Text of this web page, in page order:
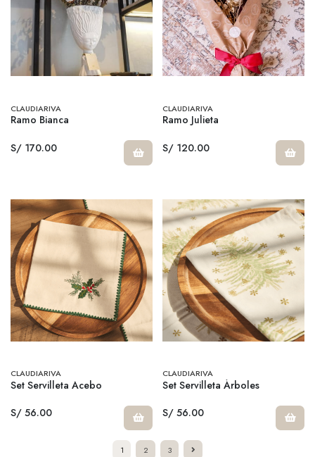
CLAUDIARIVA
Ramo Bianca
S/ 170.00
CLAUDIARIVA
Ramo Julieta
S/ 120.00
CLAUDIARIVA
Set Servilleta Acebo
S/ 56.00
CLAUDIARIVA
Set Servilleta Árboles
S/ 56.00
1 2 3